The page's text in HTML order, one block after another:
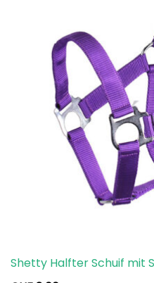
Shetty Halfter Schuif mit